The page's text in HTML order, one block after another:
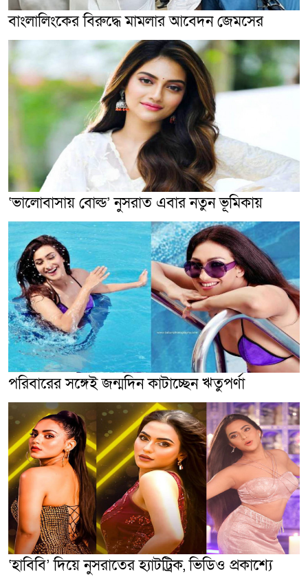
বাংলালিংকের বিরুদ্ধে মামলার আবেদন জেমসের
‘ভালোবাসায় বোল্ড’ নুসরাত এবার নতুন ভূমিকায়
পরিবারের সঙ্গেই জন্মদিন কাটাচ্ছেন ঋতুপর্ণা
‘হাবিবি’ দিয়ে নুসরাতের হ্যাটট্রিক, ভিডিও প্রকাশ্যে